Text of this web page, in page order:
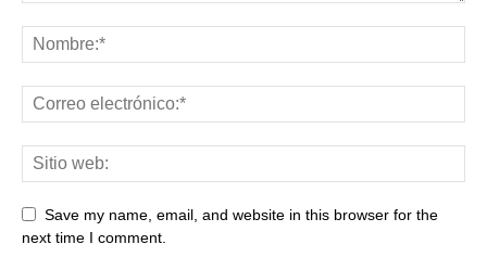
Save my name, email, and website in this browser for the
next time I comment.